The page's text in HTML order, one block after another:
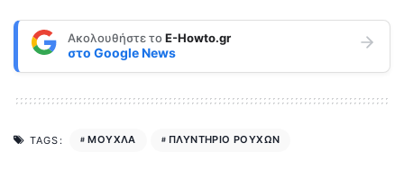
Ακολουθήστε τοE-Howto.gr
στο Google News
TAGS: ΜΟΥΧΛΑ ΠΛΥΝΤΗΡΙΟ ΡΟΥΧΩΝ